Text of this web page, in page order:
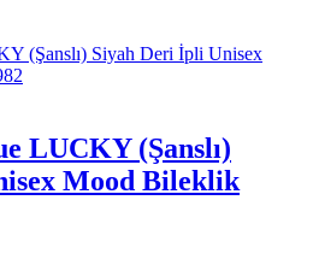
LUCKY (Şanslı)
Mood Bileklik